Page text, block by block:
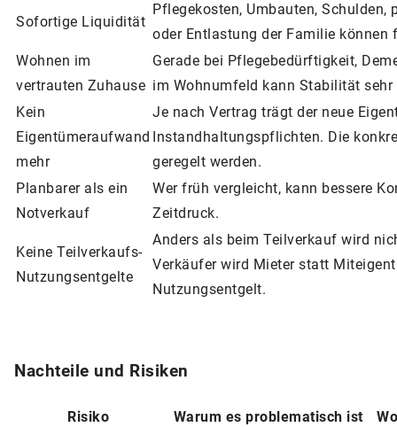
Sofortige Liquidität
Pflegekosten, Umbauten,
oder Entlastung der Familie können
Wohnen im
vertrauten Zuhause
Gerade bei Pflegebedürftigkeit,
im Wohnumfeld kann Stabilität
Kein
Eigentümeraufwand
mehr
Je nach Vertrag trägt der neue
Instandhaltungspflichten. Die
geregelt werden.
Planbarer als ein
Notverkauf
Wer früh vergleicht, kann bessere
Zeitdruck.
Keine Teilverkaufs-
Nutzungsentgelte
Anders als beim Teilverkauf wird
Verkäufer wird Mieter statt
Nutzungsentgelt.
Nachteile und Risiken
Risiko Warum es problematisch ist